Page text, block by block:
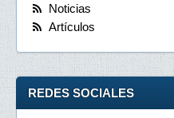
Noticias
Artículos
REDES SOCIALES